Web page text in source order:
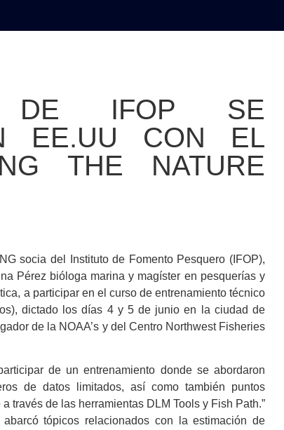
DE IFOP SE
EE.UU CON EL
THE NATURE
socia del Instituto de Fomento Pesquero (IFOP),
Pérez bióloga marina y magíster en pesquerías y
a participar en el curso de entrenamiento técnico
dictado los días 4 y 5 de junio en la ciudad de
de la NOAA’s y del Centro Northwest Fisheries
de un entrenamiento donde se abordaron
de datos limitados, así como también puntos
través de las herramientas DLM Tools y Fish Path.”
tópicos relacionados con la estimación de